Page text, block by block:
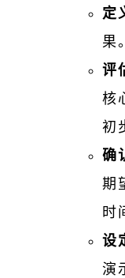
定
果
评
核
初
确
期
时
设
演